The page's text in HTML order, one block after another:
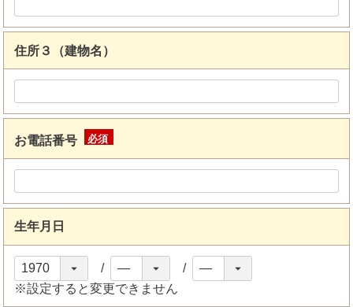
住所３（建物名）
お電話番号
須)
生年月日
※設定すると変更できません